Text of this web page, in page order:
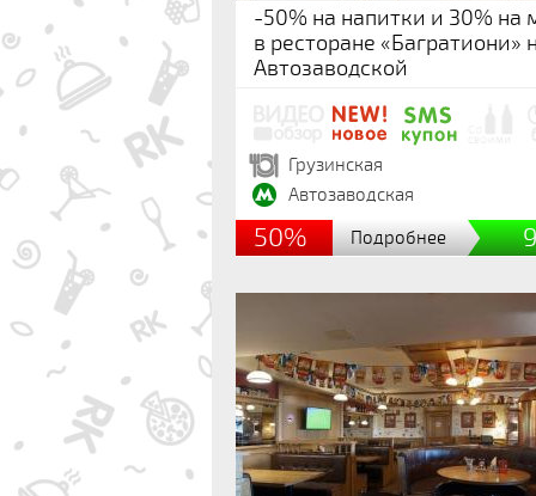
-50% на напитки и 30% на
в ресторане «Багратиони»
Автозаводской
Грузинская
Автозаводская
50% Подробнее